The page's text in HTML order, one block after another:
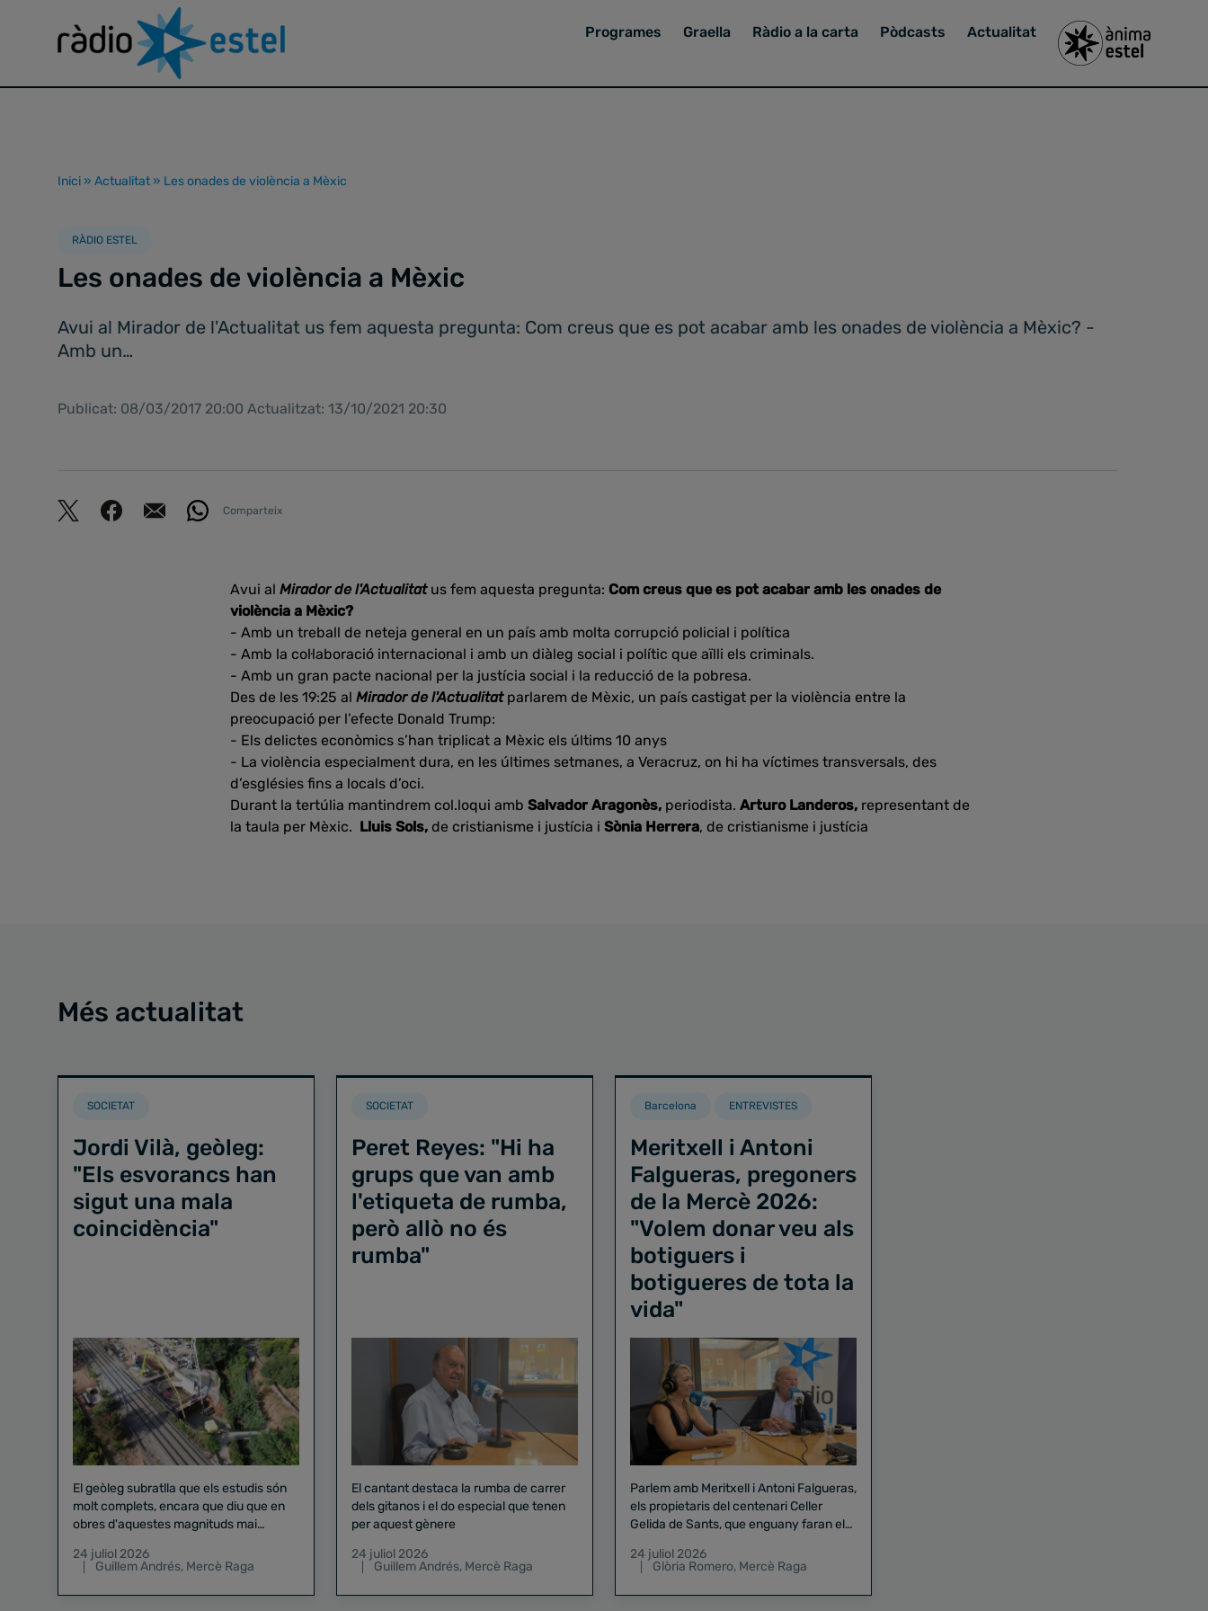
Programes Graella Ràdio a la carta Pòdcasts Actualitat
Inici » Actualitat » Les onades de violència a Mèxic
RÀDIO ESTEL
Les onades de violència a Mèxic
Avui al Mirador de l'Actualitat us fem aquesta pregunta: Com creus que es pot acabar amb les onades de violència a Mèxic? -
Amb un…
Publicat: 08/03/2017 20:00 Actualitzat: 13/10/2021 20:30
Comparteix
Avui al Mirador de l'Actualitatus fem aquesta pregunta: Com creus que es pot acabar amb les onades de
violència a Mèxic?
- Amb un treball de neteja general en un país amb molta corrupció policial i política
- Amb la col·laboració internacional i amb un diàleg social i polític que aïlli els criminals.
- Amb un gran pacte nacional per la justícia social i la reducció de la pobresa.
Des de les 19:25 al Mirador de l'Actualitat parlarem de Mèxic, un país castigat per la violència entre la
preocupació per l’efecte Donald Trump:
- Els delictes econòmics s’han triplicat a Mèxic els últims 10 anys
- La violència especialment dura, en les últimes setmanes, a Veracruz, on hi ha víctimes transversals, des
d’esglésies fins a locals d’oci.
Durant la tertúlia mantindrem col.loqui amb Salvador Aragonès, periodista. Arturo Landeros, representant de
la taula per Mèxic. Lluis Sols, de cristianisme i justícia i Sònia Herrera, de cristianisme i justícia
Més actualitat
SOCIETAT
Jordi Vilà, geòleg:
"Els esvorancs han
sigut una mala
coincidència"
El geòleg subratlla que els estudis són
molt complets, encara que diu que en
obres d'aquestes magnituds mai
24 juliol 2026
Guillem Andrés, Mercè Raga
SOCIETAT
Peret Reyes: "Hi ha
grups que van amb
l'etiqueta de rumba,
però allò no és
rumba"
El cantant destaca la rumba de carrer
dels gitanos i el do especial que tenen
per aquest gènere
24 juliol 2026
Guillem Andrés, Mercè Raga
Barcelona ENTREVISTES
Meritxell i Antoni
Falgueras, pregoners
de la Mercè 2026:
"Volem donar veu als
botiguers i
botigueres de tota la
vida"
Parlem amb Meritxell i Antoni Falgueras,
els propietaris del centenari Celler
Gelida de Sants, que enguany faran el
24 juliol 2026
Glòria Romero, Mercè Raga